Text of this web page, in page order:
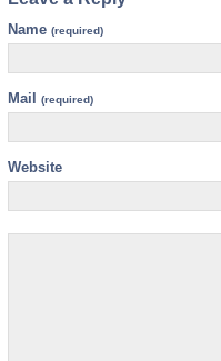
Name (required)
Mail (required)
Website